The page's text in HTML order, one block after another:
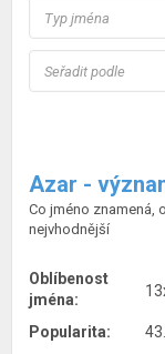
Typ jména
Seřadit podle
Azar -
Co jméno znamená,
nejvhodnější
Oblíbenost
jména:
Popularita: